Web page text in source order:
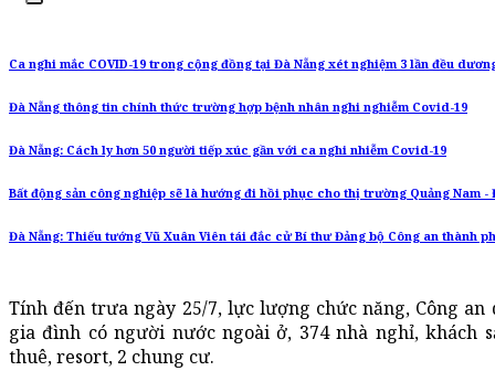
Ca nghi mắc COVID-19 trong cộng đồng tại Đà Nẵng xét nghiệm 3 lần đều
Đà Nẵng thông tin chính thức trường hợp bệnh nhân nghi nghiễm Covid-19
Đà Nẵng: Cách ly hơn 50 người tiếp xúc gần với ca nghi nhiễm Covid-19
Bất động sản công nghiệp sẽ là hướng đi hồi phục cho thị trường Quảng Nam -
Đà Nẵng: Thiếu tướng Vũ Xuân Viên tái đắc cử Bí thư Đảng bộ Công an thành
Tính đến trưa ngày 25/7, lực lượng chức năng, Công
gia đình có người nước ngoài ở, 374 nhà nghỉ, khách
thuê, resort, 2 chung cư.